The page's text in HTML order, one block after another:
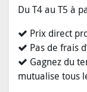
Du T4 au T5 à
Prix direct
Pas de frais
Gagnez du
mutualise tous